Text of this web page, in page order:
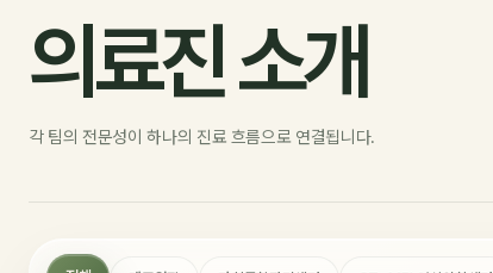
의료진 소개
각 팀의 전문성이 하나의 진료 흐름으로 연결됩니다.